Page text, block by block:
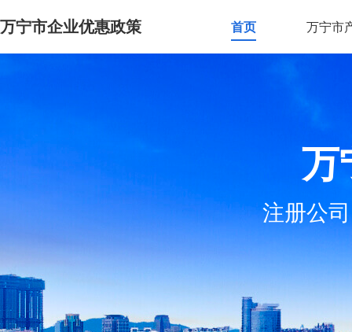
万宁市企业优惠政策 首页 万宁市
万
注册公